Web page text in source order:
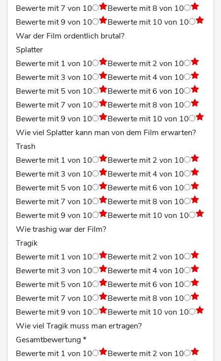
Bewerte mit 7 von 10
Bewerte mit 8 von 10
Bewerte mit 9 von 10
Bewerte mit 10 von 10
War der Film ordentlich brutal?
Splatter
Bewerte mit 1 von 10
Bewerte mit 2 von 10
Bewerte mit 3 von 10
Bewerte mit 4 von 10
Bewerte mit 5 von 10
Bewerte mit 6 von 10
Bewerte mit 7 von 10
Bewerte mit 8 von 10
Bewerte mit 9 von 10
Bewerte mit 10 von 10
Wie viel Splatter kann man von dem Film erwarten?
Trash
Bewerte mit 1 von 10
Bewerte mit 2 von 10
Bewerte mit 3 von 10
Bewerte mit 4 von 10
Bewerte mit 5 von 10
Bewerte mit 6 von 10
Bewerte mit 7 von 10
Bewerte mit 8 von 10
Bewerte mit 9 von 10
Bewerte mit 10 von 10
Wie trashig war der Film?
Tragik
Bewerte mit 1 von 10
Bewerte mit 2 von 10
Bewerte mit 3 von 10
Bewerte mit 4 von 10
Bewerte mit 5 von 10
Bewerte mit 6 von 10
Bewerte mit 7 von 10
Bewerte mit 8 von 10
Bewerte mit 9 von 10
Bewerte mit 10 von 10
Wie viel Tragik muss man ertragen?
Gesamtbewertung*
Bewerte mit 1 von 10
Bewerte mit 2 von 10